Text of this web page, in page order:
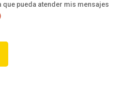
pueda atender mis mensajes